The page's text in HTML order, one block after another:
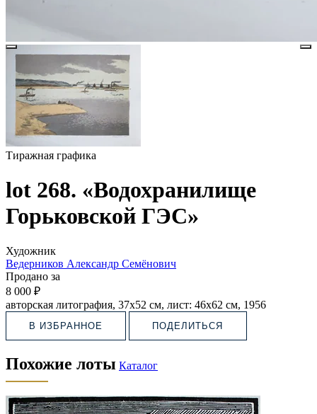
Тиражная графика
lot 268. «Водохранилище
Горьковской ГЭС»
Художник
Ведерников Александр Семёнович
Продано за
8 000 ₽
авторская литография, 37х52 см, лист: 46х62 см, 1956
В ИЗБРАННОЕ ПОДЕЛИТЬСЯ
Похожие лоты Каталог